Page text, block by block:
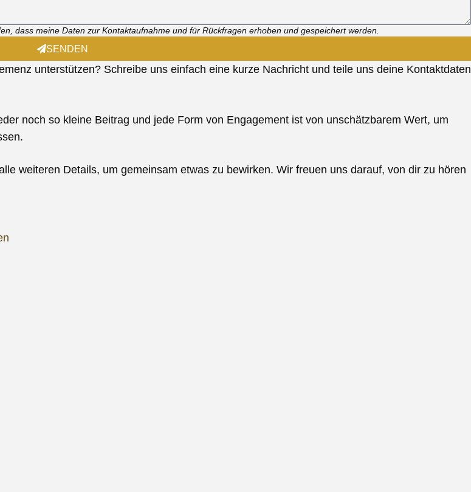
dass meine Daten zur Kontaktaufnahme und für Rückfragen erhoben und gespeichert werden.
SENDEN
unterstützen? Schreibe uns einfach eine kurze Nachricht und teile uns deine Kontaktdaten
noch so kleine Beitrag und jede Form von Engagement ist von unschätzbarem Wert, um
weiteren Details, um gemeinsam etwas zu bewirken. Wir freuen uns darauf, von dir zu hören